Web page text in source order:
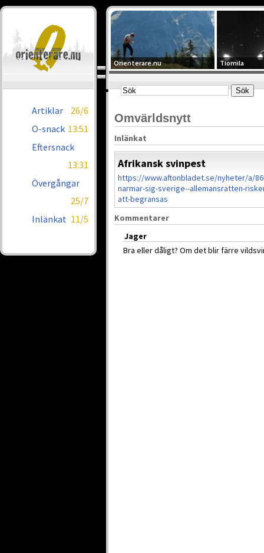
Artiklar
26/6
O-snack 13:51
Eftersnack
13:31
Övergångar
25/7
Inlänkat 11/5
Orienterare.nu Tiomila
Omvärldsnytt
Inlänkat
Afrikansk svinpest
https://www.aftonbladet.se/nyheter/a/
narmar-sig-sverige--allemansratten-
att-begransas
Kommentarer
Jager
Bra eller dåligt? Om det blir färre